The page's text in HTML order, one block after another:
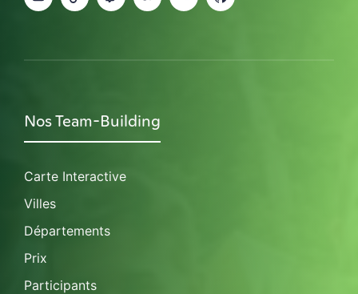
Nos Team-Building
Carte Interactive
Villes
Départements
Prix
Participants